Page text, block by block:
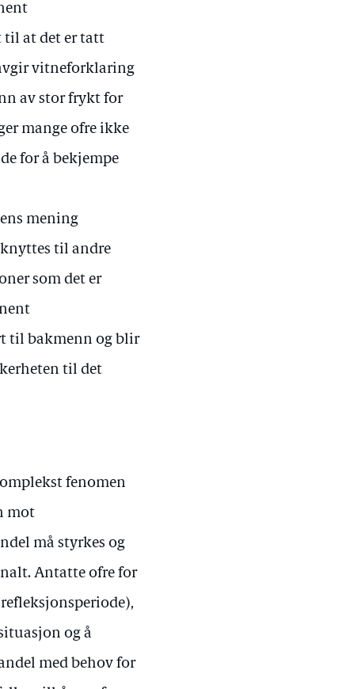
til at det er tatt
vitneforklaring
av stor frykt for
mange ofre ikke
for å bekjempe
mening
til andre
som det er
til bakmenn og blir
til det
fenomen
mot
må styrkes og
Antatte ofre for
og å
med behov for